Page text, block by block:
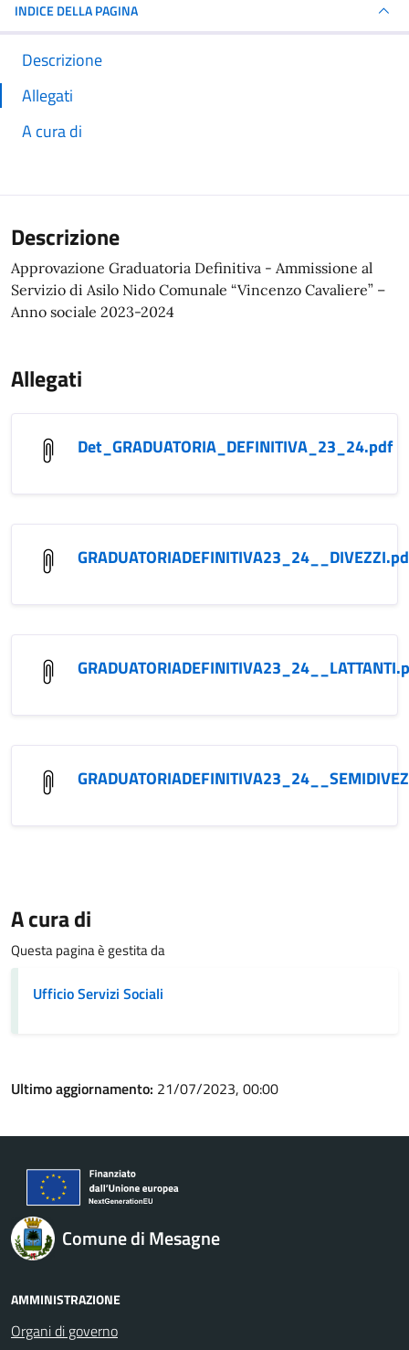
INDICE DELLA PAGINA
Descrizione
Allegati
A cura di
Descrizione
Approvazione Graduatoria Definitiva - Ammissione al
Servizio di Asilo Nido Comunale “Vincenzo Cavaliere” –
Anno sociale 2023-2024
Allegati
Det_GRADUATORIA_DEFINITIVA_23_24.pdf
A cura di
Questa pagina è gestita da
Ufficio Servizi Sociali
Ultimo aggiornamento: 21/07/2023, 00:00
Comune di Mesagne
AMMINISTRAZIONE
Organi di governo